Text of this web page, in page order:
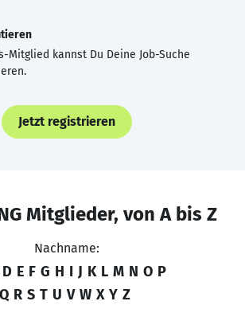
Mitglied kannst Du Deine Job-Suche
Jetzt registrieren
Mitglieder, von A bis Z
Nachname:
D E F G H I J K L M N O P
Q R S T U V W X Y Z